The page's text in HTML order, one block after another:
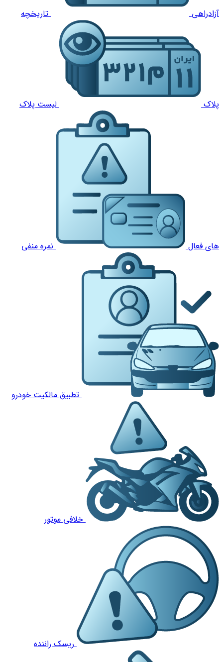
آزادراهی تاریخچه
پلاک لیست پلاک
های فعال نمره منفی
تطبیق مالکیت خودرو
خلافی موتور
ریسک راننده